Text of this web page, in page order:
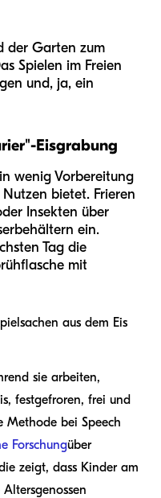
der Garten zum
Spielen im Freien
und, ja, ein
Eisgrabung
wenig Vorbereitung
bietet. Frieren
Insekten über
ein.
Tag die
mit
aus dem Eis
sie arbeiten,
festgefroren, frei und
Methode bei Speech
Forschungüber
zeigt, dass Kinder am